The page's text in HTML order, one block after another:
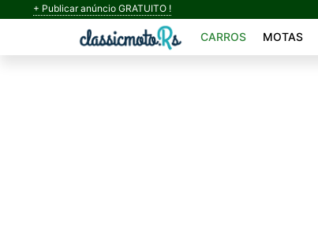
+ Publicar anúncio GRATUITO !
CARROS MOTAS